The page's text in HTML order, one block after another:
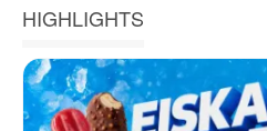
HIGHLIGHTS